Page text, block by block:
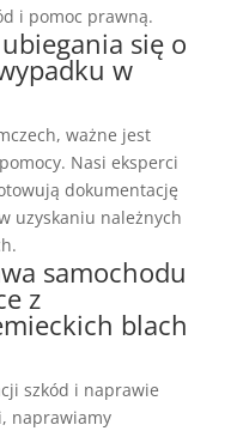
i pomoc prawną.
się o
w
ważne jest
Nasi eksperci
dokumentację
uzyskaniu należnych
samochodu
z
blach
szkód i naprawie
naprawiamy